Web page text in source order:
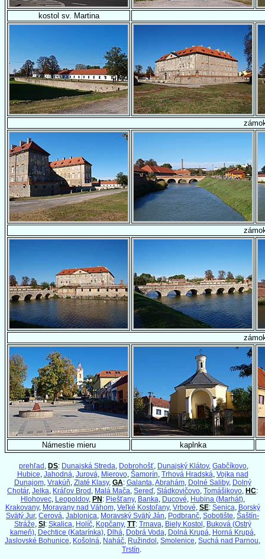
kostol sv. Martina
Námestie mieru kaplnka
prehľad DS: Dunajská Streda Dobrohošť Dunajský Klátov, Gabčíkovo
Hubice Jahodná Jurová Mierovo, Šamorín Trhová Hradská Vojka nad
Dunajom, Vrakúň Zlaté Klasy, GA: Galanta Abrahám, Dolné Saliby, Dolný
Chotár, Jelka Kráľov Brod Malá Mača Sereď, Sládkovičovo Tomášikovo HC:
Hlohovec, Leopoldov, PN: Piešťany, Banka Ducové Hubina (Marhát),
Krakovany, Moravany nad Váhom, Veľké Kostoľany, Vrbové SE: Senica Borský
Svätý Jur, Cerová Jablonica Moravský Svätý Ján Podbranč Sobotište Šaštín-
Stráže SI: Skalica Holíč, Kopčany, TT: Trnava Biely Kostol Buková (Ostrý
kameň), Dechtice (Katarínka), Dlhá Dobrá Voda Dolná Krupá Horná Krupá
Jaslovské Bohunice Košolná Naháč Ružindol Smolenice Suchá nad Parnou
Trstín